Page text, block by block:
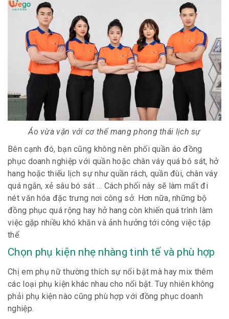
Áo vừa vặn với cơ thể mang phong thái lịch sự
Bên cạnh đó, bạn cũng không nên phối quần áo đồng
phục doanh nghiệp với quần hoặc chân váy quá bó sát, hở
hang hoặc thiếu lịch sự như quần rách, quần đùi, chân váy
quá ngắn, xẻ sâu bó sát … Cách phối này sẽ làm mất đi
nét văn hóa đặc trưng nơi công sở. Hơn nữa, những bộ
đồng phục quá rộng hay hở hang còn khiến quá trình làm
việc gặp nhiều khó khăn và ảnh hưởng tới công việc tập
thể.
Chọn phụ kiện nhẹ nhàng tinh tế và phù hợp
Chị em phụ nữ thường thích sự nổi bật mà hay mix thêm
các loại phụ kiện khác nhau cho nổi bật. Tuy nhiên không
phải phụ kiện nào cũng phù hợp với đồng phục doanh
nghiệp.